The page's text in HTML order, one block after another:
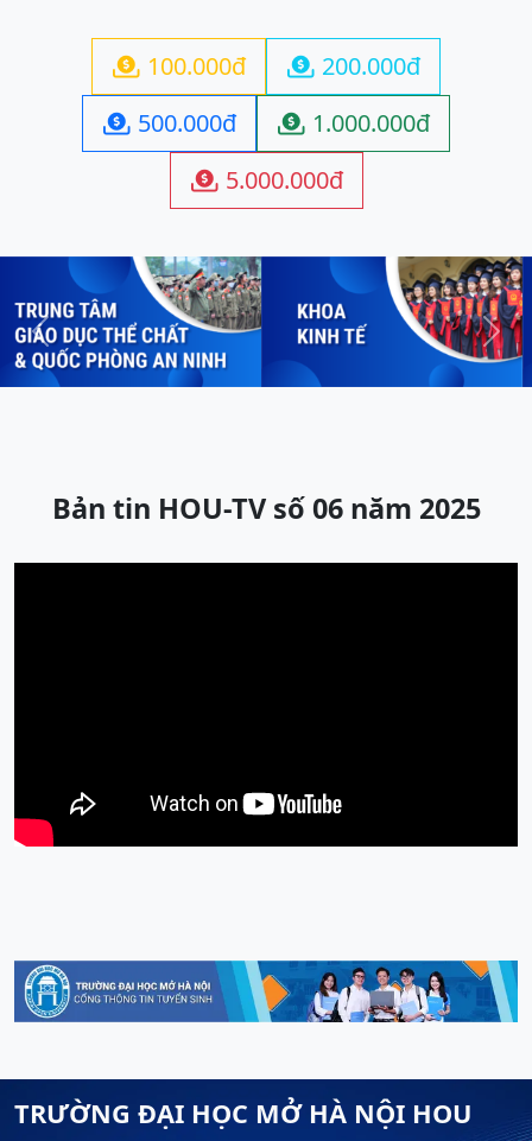
 100.000đ  200.000đ
 500.000đ  1.000.000đ
 5.000.000đ
Previous Next
Bản tin HOU-TV số 06 năm 2025
TRƯỜNG ĐẠI HỌC MỞ HÀ NỘI HOU